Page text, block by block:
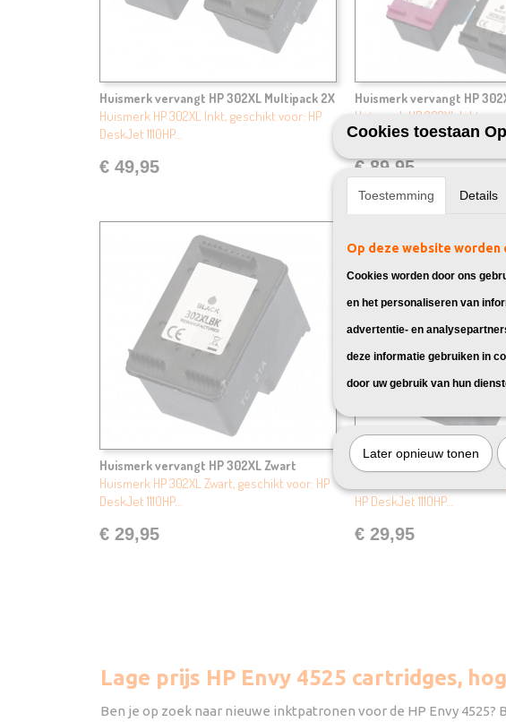
Huismerk vervangt HP 302XL Multipack 2X
Huismerk HP 302XL Inkt, geschikt voor: HP
DeskJet 1110HP…
€ 49,95
Huismerk vervangt HP
Huismerk HP 302XL Inkt,
DeskJet 1110HP…
€ 89,95
Huismerk vervangt HP 302XL Zwart
Huismerk HP 302XL Zwart, geschikt voor: HP
DeskJet 1110HP…
€ 29,95
Huismerk vervangt HP
HP DeskJet 1110HP…
€ 29,95
Lage prijs HP Envy 4525 cartridges,
Ben je op zoek naar nieuwe inktpatronen voor de HP Envy
Cookies toestaan
Toestemming Details
Op deze website worden
Cookies worden door ons
en het personaliseren van
advertentie- en
deze informatie gebruiken in
door uw gebruik van hun
Later opnieuw tonen